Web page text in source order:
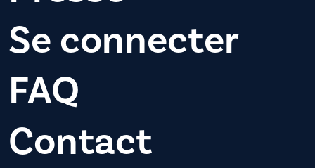
Se connecter
FAQ
Contact